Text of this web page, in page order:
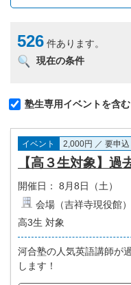
526 件あります。
現在の条件
塾生専用イベントを含む
イベント 2,000円 ／ 要申込
【高３生対象】過
開催日：
8月8日（土）
会場（吉祥寺現役館）
高3生 対象
河合塾の人気英語講師が
します！